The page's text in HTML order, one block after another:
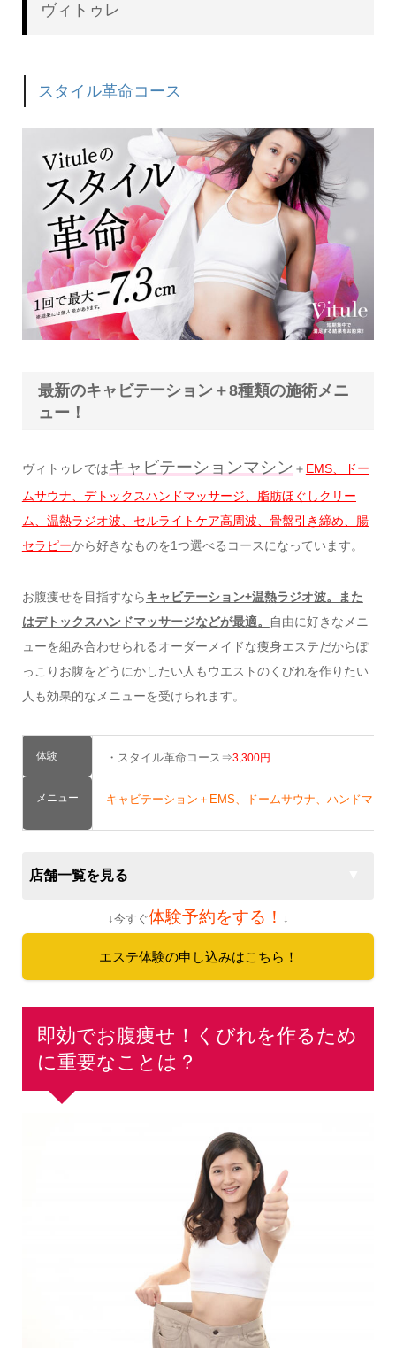
ヴィトゥレ
スタイル革命コース
最新のキャビテーション＋8種類の施術メニ
ュー！
ヴィトゥレではキャビテーションマシン ＋ EMS、ドー
ムサウナ、デトックスハンドマッサージ、脂肪ほぐしクリー
ム、温熱ラジオ波、セルライトケア高周波、骨盤引き締め、腸
セラピーから好きなものを1つ選べるコースになっています。
お腹痩せを目指すならキャビテーション+温熱ラジオ波。また
はデトックスハンドマッサージなどが最適。
自由に好きなメニ
ューを組み合わせられるオーダーメイドな痩身エステだからぽ
っこりお腹をどうにかしたい人もウエストのくびれを作りたい
人も効果的なメニューを受けられます。
体験 ・スタイル革命 コース⇒3,300円
メニュー キャビテーション＋EMS、ドームサウナ、ハンドマッ
店舗一覧を見る
↓今すぐ体験予約をする！ ↓
エステ体験の申し込みはこちら！
即効でお腹痩せ！くびれを作るため
に重要なことは？